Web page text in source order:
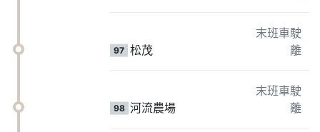
97 松茂
末班車駛
離
98 河流農場
末班車駛
離